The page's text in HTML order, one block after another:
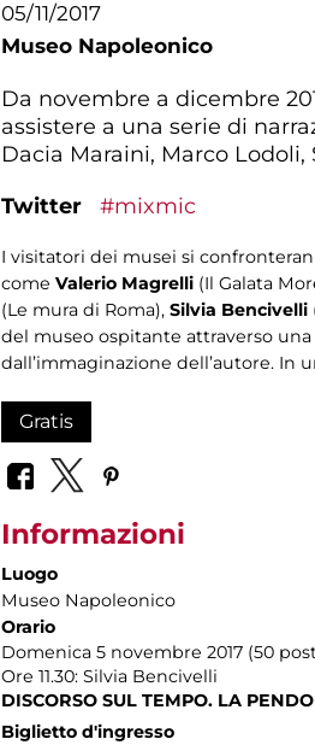
05/11/2017
Museo Napoleonico
Da novembre a dicembre
assistere a una serie di
Dacia Maraini, Marco
Twitter #mixmic
I visitatori dei musei si
come Valerio Magrelli (Il Galata
(Le mura di Roma), Silvia Bencivelli
del museo ospitante attraverso
dall’immaginazione dell’autore. In
Gratis
Informazioni
Luogo
Museo Napoleonico
Orario
Domenica 5 novembre 2017 (50
Ore 11.30: Silvia Bencivelli
DISCORSO SUL TEMPO. LA
Biglietto d'ingresso